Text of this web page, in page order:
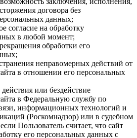
договора без
данных;
согласие на обработку
в любой момент;
обработки его
неправомерных действий от
в отношении его персональных
или бездействие
в Федеральную службу по
информационных технологий и
(Роскомнадзор) или в судебном
Пользователь считает, что сайт
его персональных данных с